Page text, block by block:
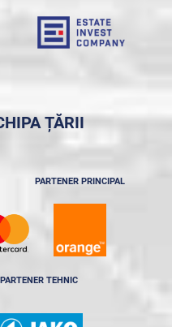
ȚĂRII
PARTENER PRINCIPAL
PARTENER TEHNIC